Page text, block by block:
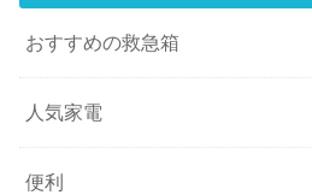
おすすめの救急箱
人気家電
便利